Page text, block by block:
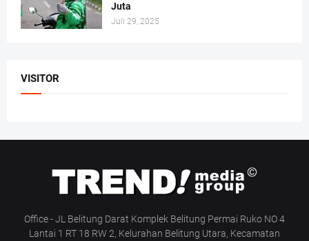
Juta
Juli 29, 2025
VISITOR
Office - JL Belitung Darat Komplek Belitung Permai Ruko NO 4
Lantai 1 RT 18 RW 2, Kelurahan Belitung Utara, Kecamatan